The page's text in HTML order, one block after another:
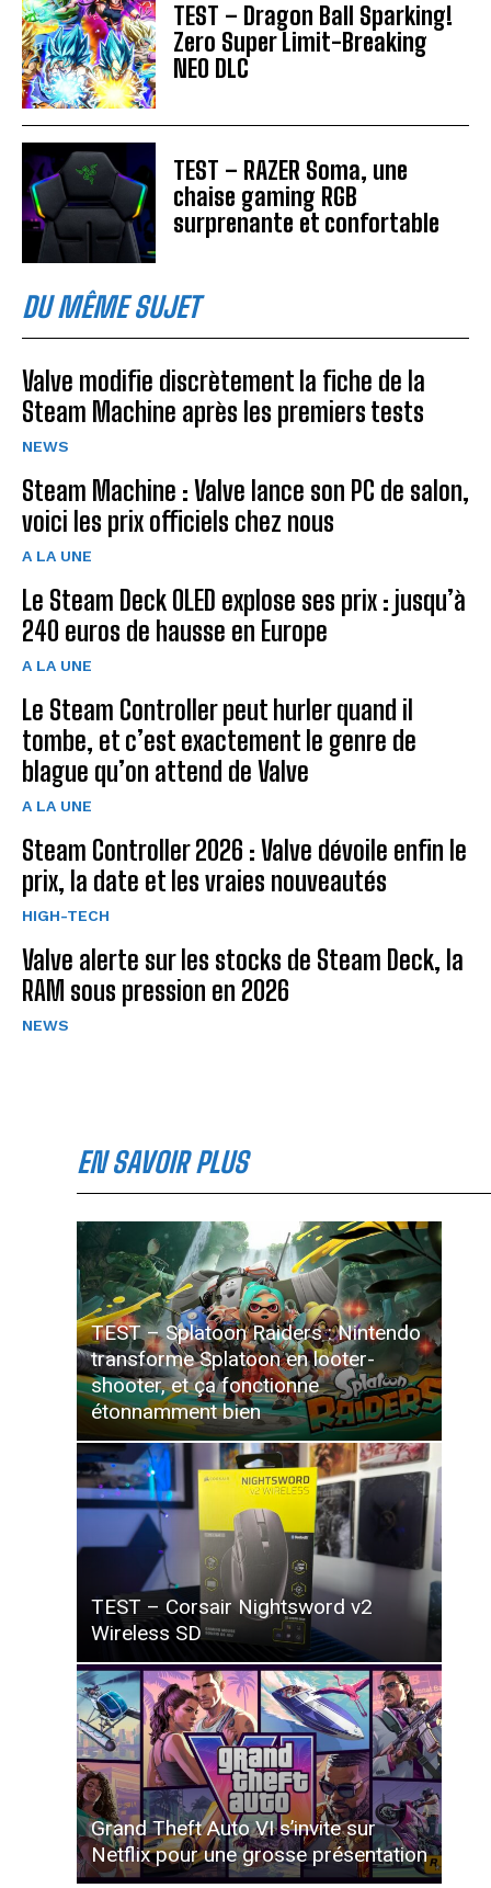
TEST – Dragon Ball Sparking!
Zero Super Limit-Breaking
NEO DLC
TEST – RAZER Soma, une
chaise gaming RGB
surprenante et confortable
DU MÊME SUJET
Valve modifie discrètement la fiche de la
Steam Machine après les premiers tests
NEWS
Steam Machine : Valve lance son PC de salon,
voici les prix officiels chez nous
A LA UNE
Le Steam Deck OLED explose ses prix : jusqu’à
240 euros de hausse en Europe
A LA UNE
Le Steam Controller peut hurler quand il
tombe, et c’est exactement le genre de
blague qu’on attend de Valve
A LA UNE
Steam Controller 2026 : Valve dévoile enfin le
prix, la date et les vraies nouveautés
HIGH-TECH
Valve alerte sur les stocks de Steam Deck, la
RAM sous pression en 2026
NEWS
EN SAVOIR PLUS
TEST – Splatoon Raiders : Nintendo
transforme Splatoon en looter-
shooter, et ça fonctionne
étonnamment bien
TEST – Corsair Nightsword v2
Wireless SD
Grand Theft Auto VI s’invite sur
Netflix pour une grosse présentation